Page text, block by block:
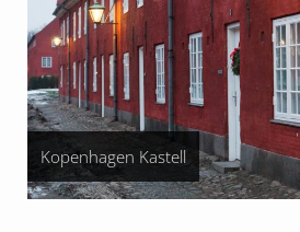
Kopenhagen Kastell